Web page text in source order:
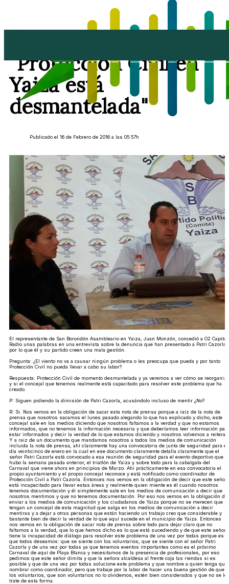
"Protección Civil en
Yaiza está
desmantelada"
Publicado el 16 de Febrero de 2016 a las 05:57h
El representante de San Borondón Asambleario en Yaiza, Juan Monzón, concedió a O2 Capital
Radio unas palabras en una entrevista sobre la denuncia que han presentado a Patri Cazorla
por lo que él y su partido creen una mala gestión.
Pregunta: ¿El viento no va a causar ningún problema o les preocupa que pueda y por tanto
Protección Civil no pueda llevar a cabo su labor?
Respuesta: Protección Civil de momento desmantelada y ya veremos a ver cómo se reorganiza
y si el concejal que tenemos realmente está capacitado para resolver este problema que ha
creado.
P: Siguen pidiendo la dimisión de Patri Cazorla, acusándolo incluso de mentir ¿No?
R: Si. Nos vemos en la obligación de sacar esta nota de prensa porque a raíz de la nota de
prensa que nosotros sacamos el lunes pasado alegando lo que has explicado y dicho, este
concejal sale en los medios diciendo que nosotros faltamos a la verdad y que no estamos
informados, que no tenemos la información necesaria y que deberíamos leer información para
estar informados y decir la verdad de lo que estamos diciendo y nosotros volvemos a reiterar.
Y a raiz de un documento que mandamos nosotros a todos los medios de comunicación
incluida la nota de prensa, ahí claramente hay una convocatoria de junta de seguridad para el
día veinticinco de enero en la cual en ese documento claramente detalla claramente que el
señor Patri Cazorla está convocado a esa reunión de seguridad para el evento deportivo que
hubo la semana pasada anterior, el triatlón de Yaiza y sobre todo para la cabalgata del
Carnaval que viene ahora en principios de Marzo. Ahi prácticamente en esa convocatoria el
propio ayuntamiento y el propio concejal reconoce y está notificado como coordinador de
Protección Civil a Patri Cazorla. Entonces nos vemos en la obligación de decir que este señor
está incapacitado para llevar estas áreas y realmente quien miente es él cuando nosotros
tenemos documentación y él simplemente sale en los medios de comunicación a decir que
nosotros mentimos y que no tenemos documentación. Por eso nos vemos en la obligación de
enviar a los medios de comunicación y los ciudadanos de Yaiza porque no se merecen que
tengan un concejal de esta magnitud que salga en los medios de comunicación a decir
mentiras y a dejar a otras personas que están haciendo un trabajo creo que considerable y
bastante bien de decir la verdad de lo que aquí sucede en el municipio de Yaiza. Entonces
nos vemos en la obligación de sacar nota de prensa sobre todo para dejar claro que no
faltamos a la verdad, que lo que hemos dicho es lo que está sucediendo y de que este señor
tiene la incapacidad de diálogo para resolver este problema de una vez por todas porque es lo
que todos deseamos: que se siente con los voluntarios, que se siente con el señor Patri
Cazorla y de una vez por todas ya que tenemos eventos importantes como es el próximo
Carnaval de aquí de Playa Blanca y necesitamos de la presencia de profesionales, por eso
pedimos que este señor dimita y que la señora alcaldesa al frente coja las riendas si es
posible y que de una vez por todas solucione este problema y que nombre a quien tenga que
nombrar como coordinador, pero que trabaje por la labor de hacer una buena gestión de que
los voluntarios, que son voluntarios no lo olvidemos, estén bien considerados y que no se
trate de esta forma.